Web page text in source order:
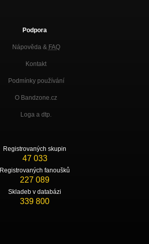
Podpora
Nápověda & FAQ
Kontakt
Podmínky používání
O Bandzone.cz
Loga a dtp.
Registrovaných skupin
47 033
Registrovaných fanoušků
227 089
Skladeb v databázi
339 800